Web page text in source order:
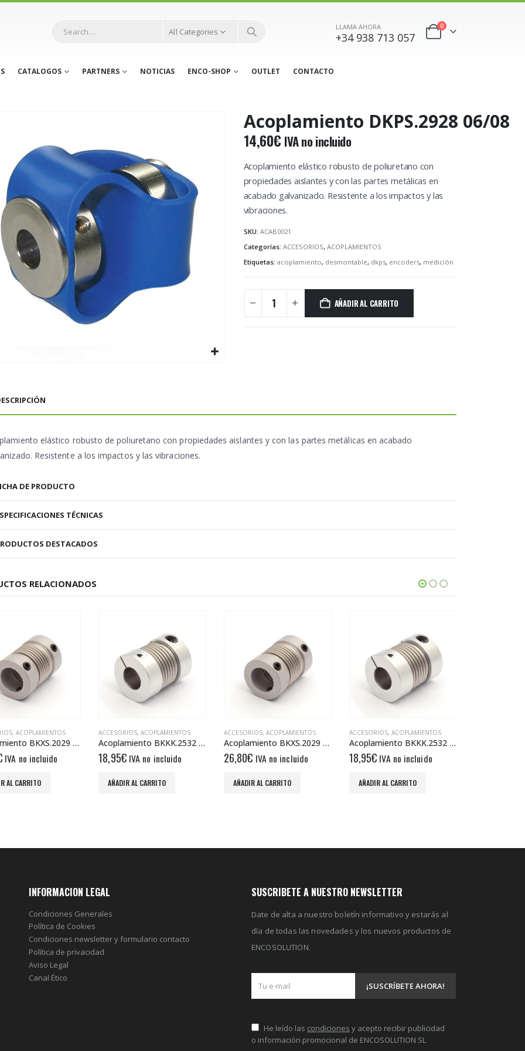
All Categories LLAMA AHORA
+34 938 713 057
0
CATALOGOS PARTNERS NOTICIAS ENCO-SHOP OUTLET CONTACTO
Acoplamiento DKPS.2928 06/08
14,60€ IVA no incluido
Acoplamiento elástico robusto de poliuretano con
propiedades aislantes y con las partes metálicas en
acabado galvanizado. Resistente a los impactos y las
vibraciones.
SKU: ACAB0021
Categorías: ACCESORIOS, ACOPLAMIENTOS
Etiquetas: acoplamiento, desmontable, dkps, encoders, medición
AÑADIR AL CARRITO
elástico robusto de poliuretano con propiedades aislantes y con las partes metálicas en acabado
Resistente a los impactos y las vibraciones.
DE PRODUCTO
TÉCNICAS
DESTACADOS
RELACIONADOS
, ACOPLAMIENTOS
Acoplamiento BKXS.2029 6/8
IVA no incluido
AL CARRITO
ACCESORIOS,ACOPLAMIENTOS
Acoplamiento BKKK.2532 10/10
18,95€ IVA no incluido
AÑADIR AL CARRITO
ACCESORIOS, ACOPLAMIENTOS
Acoplamiento BKXS.2029 8/8
26,80€ IVA no incluido
AÑADIR AL CARRITO
ACCESORIOS, ACOPLAMIENTOS
Acoplamiento BKKK.2532 6/6
18,95€ IVA no incluido
AÑADIR AL CARRITO
INFORMACION LEGAL
Condiciones Generales
Política de Cookies
Condiciones newsletter y formulario contacto
Política de privacidad
Aviso Legal
Canal Ético
SUSCRIBETE A NUESTRO NEWSLETTER
Date de alta a nuestro boletín informativo y estarás al
día de todas las novedades y los nuevos productos de
ENCOSOLUTION.
He leído las condiciones y acepto recibir publicidad
o información promocional de ENCOSOLUTION SL